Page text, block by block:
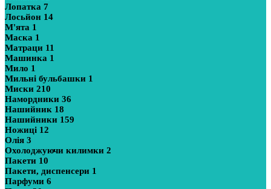
Лопатка 7
Лосьйон 14
М'ята 1
Маска 1
Матраци 11
Машинка 1
Мило 1
Мильні бульбашки 1
Миски 210
Намордники 36
Нашийник 18
Нашийники 159
Ножиці 12
Олія 3
Охолоджуючи килимки 2
Пакети 10
Пакети, диспенсери 1
Парфуми 6